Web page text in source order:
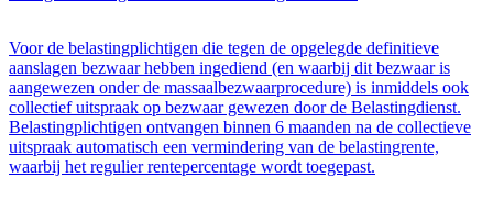
Voor de belastingplichtigen die tegen de opgelegde definitieve
aanslagen bezwaar hebben ingediend (en waarbij dit bezwaar is
aangewezen onder de massaalbezwaarprocedure) is inmiddels ook
collectief uitspraak op bezwaar gewezen door de Belastingdienst.
Belastingplichtigen ontvangen binnen 6 maanden na de collectieve
uitspraak automatisch een vermindering van de belastingrente,
waarbij het regulier rentepercentage wordt toegepast.